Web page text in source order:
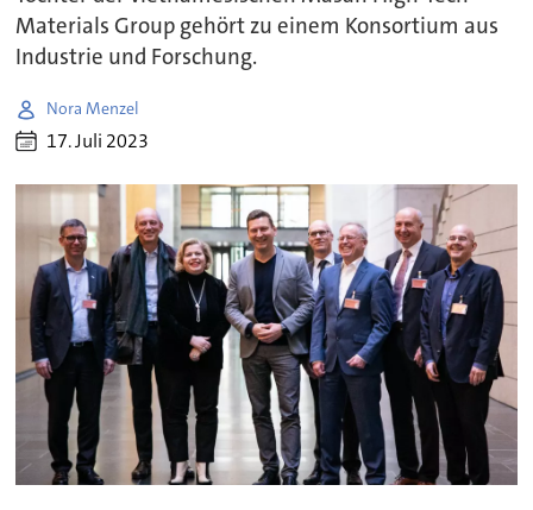
Materials Group gehört zu einem Konsortium aus
Industrie und Forschung.
Nora Menzel
17. Juli 2023